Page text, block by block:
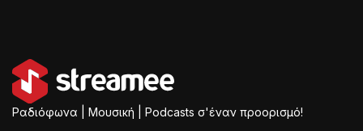
Ραδιόφωνα | Μουσική | Podcasts σ'έναν προορισμό!